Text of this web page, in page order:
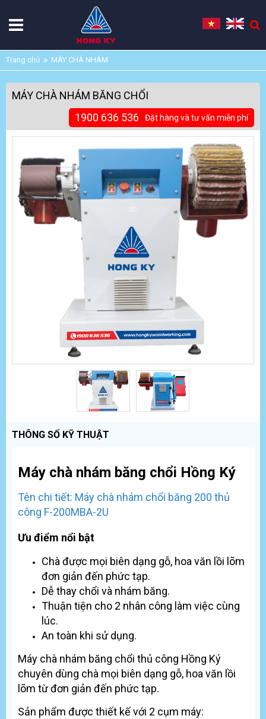
Trang chủ MÁY CHÀ NHÁM
MÁY CHÀ NHÁM BĂNG CHỔI
1900 636 536
Đặt hàng và tư vấn miễn phí
THÔNG SỐ KỸ THUẬT
Máy chà nhám băng chổi Hồng Ký
Tên chi tiết: Máy chà nhám chổi băng 200 thủ
công F-200MBA-2U
Ưu điểm nổi bật
Chà được mọi biên dạng gỗ, hoa văn lồi lõm
đơn giản đến phức tạp.
Dễ thay chổi và nhám băng.
Thuận tiện cho 2 nhân công làm việc cùng
lúc.
An toàn khi sử dụng.
Máy chà nhám băng chổi thủ công Hồng Ký
chuyên dùng chà mọi biên dạng gỗ, hoa văn lồi
lõm từ đơn giản đến phức tạp.
Sản phẩm được thiết kế với 2 cụm máy: